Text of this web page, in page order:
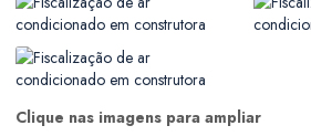
Clique nas imagens para ampliar